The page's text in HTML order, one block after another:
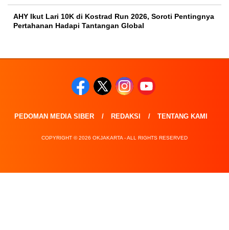
AHY Ikut Lari 10K di Kostrad Run 2026, Soroti Pentingnya
Pertahanan Hadapi Tantangan Global
PEDOMAN MEDIA SIBER REDAKSI TENTANG KAMI
COPYRIGHT © 2026 OKJAKARTA - ALL RIGHTS RESERVED